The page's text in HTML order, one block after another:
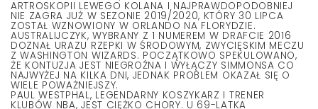
ARTROSKOPII LEWEGO KOLANA I NAJPRAWDOPODOBNIEJ
NIE ZAGRA JUŻ W SEZONIE 2019/2020, KTÓRY 30 LIPCA
ZOSTAŁ WZNOWIONY W ORLANDO NA FLORYDZIE.
AUSTRALIJCZYK, WYBRANY Z 1 NUMEREM W DRAFCIE 2016
DOZNAŁ URAZU RZEPKI W ŚRODOWYM, ZWYCIĘSKIM MECZU
Z WASHINGTON WIZARDS. POCZĄTKOWO SPEKULOWANO,
ŻE KONTUZJA JEST NIEGROŹNA I WYŁĄCZY SIMMONSA CO
NAJWYŻEJ NA KILKA DNI, JEDNAK PROBLEM OKAZAŁ SIĘ O
WIELE POWAŻNIEJSZY.
PAUL WESTPHAL, LEGENDARNY KOSZYKARZ I TRENER
KLUBÓW NBA, JEST CIĘŻKO CHORY. U 69-LATKA